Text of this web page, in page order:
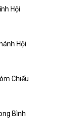
Hội
Hội
Chiếu
Bình